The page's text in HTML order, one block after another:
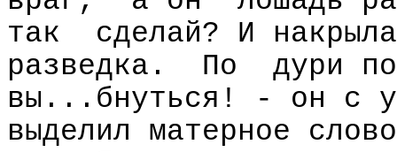
так
сделай? И
разведка.
По
дури
вы...бнуться! - он с
выделил матерное